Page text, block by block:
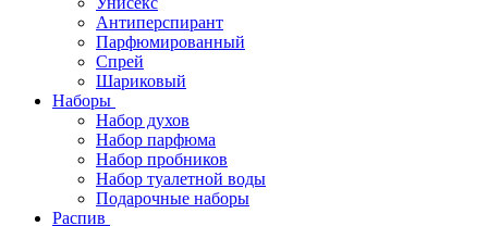
Антиперспирант
Парфюмированный
Спрей
Шариковый
Наборы
Набор духов
Набор парфюма
Набор пробников
Набор туалетной воды
Подарочные наборы
Распив